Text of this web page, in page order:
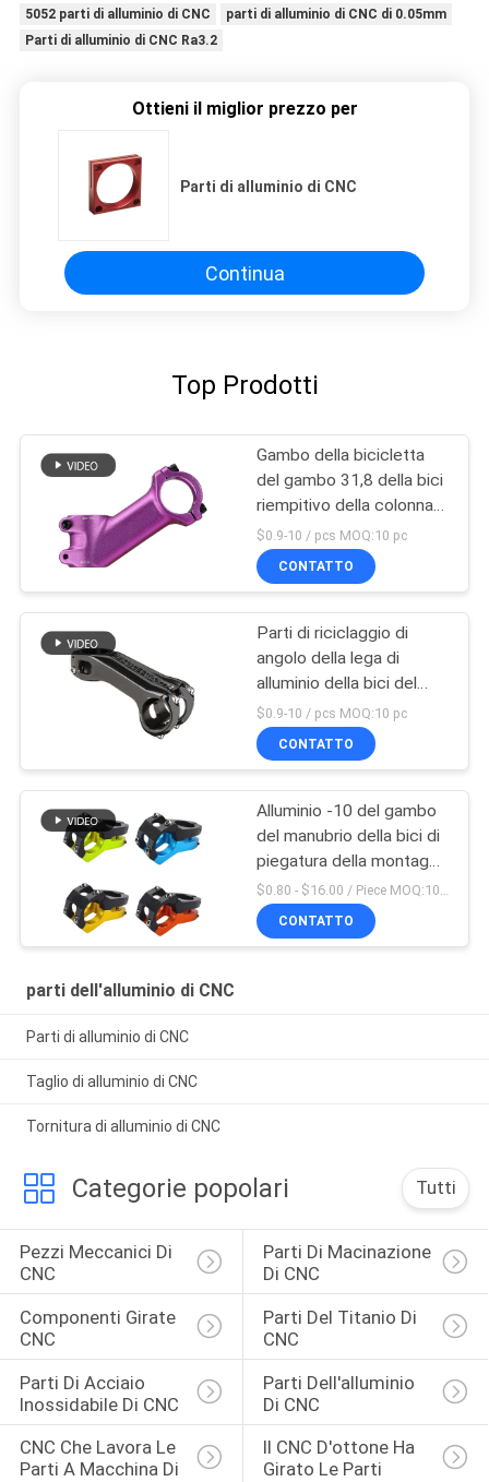
5052 parti di alluminio di CNC
parti di alluminio di CNC di 0.05mm
Parti di alluminio di CNC Ra3.2
Ottieni il miglior prezzo per
Parti di alluminio di CNC
Continua
Top Prodotti
Gambo della bicicletta
del gambo 31,8 della bici
riempitivo della colonna
montante del manubrio
da 35 gradi
$0.9-10 / pcs MOQ:10 pc
CONTATTO
Parti di riciclaggio di
angolo della lega di
alluminio della bici del
manubrio della bicicletta
regolabile del gambo
$0.9-10 / pcs MOQ:10 pc
CONTATTO
Alluminio -10 del gambo
del manubrio della bici di
piegatura della montagna
di Mtb della strada di
Aliminum
$0.80 - $16.00 / Piece MOQ:10 pezzi
CONTATTO
parti dell'alluminio di CNC
Parti di alluminio di CNC
Taglio di alluminio di CNC
Tornitura di alluminio di CNC
Categorie popolari Tutti
Pezzi Meccanici Di
CNC
Parti Di Macinazione
Di CNC
Componenti Girate
CNC
Parti Del Titanio Di
CNC
Parti Di Acciaio
Inossidabile Di CNC
Parti Dell'alluminio
Di CNC
CNC Che Lavora Le
Parti A Macchina Di
Il CNC D'ottone Ha
Girato Le Parti